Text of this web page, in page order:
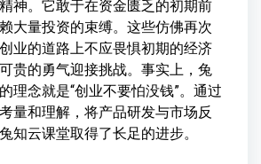
神。它敢于在资金匮乏的初期前
大量投资的束缚。这些仿佛再次
业的道路上不应畏惧初期的经济
贵的勇气迎接挑战。事实上，兔
理念就是“创业不要怕没钱”。通过
量和理解，将产品研发与市场反
知云课堂取得了长足的进步。